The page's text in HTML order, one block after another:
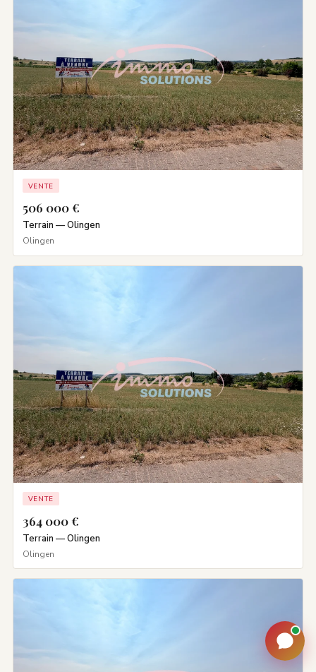
VENTE
506 000 €
Terrain — Olingen
Olingen
VENTE
364 000 €
Terrain — Olingen
Olingen